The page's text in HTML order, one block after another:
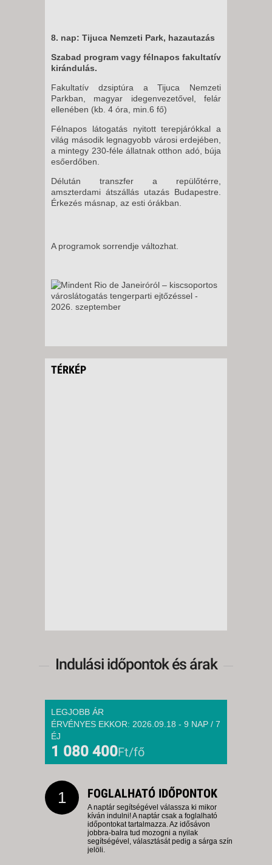
8. nap: Tijuca Nemzeti Park, hazautazás
Szabad program vagy félnapos fakultatív
kirándulás.
Fakultatív dzsiptúra a Tijuca Nemzeti
Parkban, magyar idegenvezetővel, felár
ellenében (kb. 4 óra, min.6 fő)
Félnapos látogatás nyitott terepjárókkal a
világ második legnagyobb városi erdejében,
a mintegy 230-féle állatnak otthon adó, búja
esőerdőben.
Délután transzfer a repülőtérre,
amszterdami átszállás utazás Budapestre.
Érkezés másnap, az esti órákban.
A programok sorrendje változhat.
TÉRKÉP
Indulási időpontok és árak
LEGJOBB ÁR
ÉRVÉNYES EKKOR: 2026.09.18 - 9 NAP / 7
ÉJ
1 080 400Ft/fő
1 FOGLALHATÓ IDŐPONTOK
A naptár segítségével válassza ki mikor
kíván indulni! A naptár csak a foglalható
időpontokat tartalmazza. Az idősávon
jobbra-balra tud mozogni a nyilak
segítségével, választását pedig a sárga szín
jelöli.